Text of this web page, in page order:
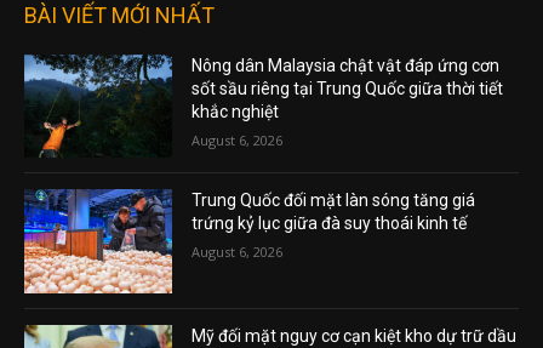
BÀI VIẾT MỚI NHẤT
Nông dân Malaysia chật vật đáp ứng cơn
sốt sầu riêng tại Trung Quốc giữa thời tiết
khắc nghiệt
August 6, 2026
Trung Quốc đối mặt làn sóng tăng giá
trứng kỷ lục giữa đà suy thoái kinh tế
August 6, 2026
Mỹ đối mặt nguy cơ cạn kiệt kho dự trữ dầu